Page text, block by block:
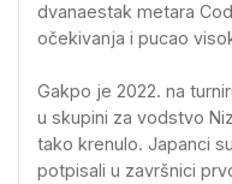
dvanaestak metara
očekivanja i pucao
Gakpo je 2022. na
u skupini za vodstvo
tako krenulo. Japanci
potpisali u završnici